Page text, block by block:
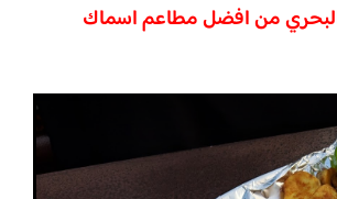
من افضل مطاعم اسماك